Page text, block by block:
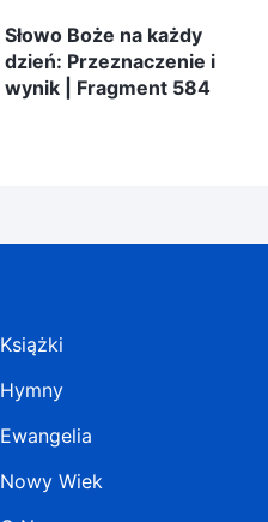
Słowo Boże na każdy
dzień: Przeznaczenie i
wynik | Fragment 584
Książki
Hymny
Ewangelia
Nowy Wiek